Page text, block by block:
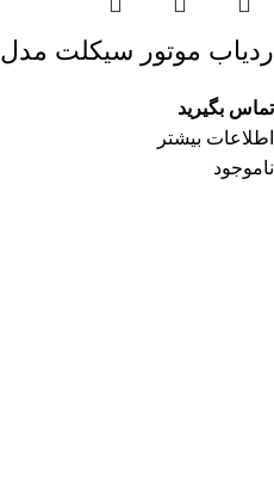
ردیاب موتور سیکلت مدل BDS
تماس بگیرید
اطلاعات بیشتر
ناموجود